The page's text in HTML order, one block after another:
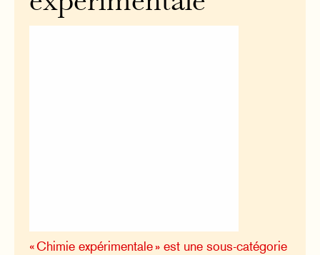
« Chimie expérimentale » est une sous-catégorie